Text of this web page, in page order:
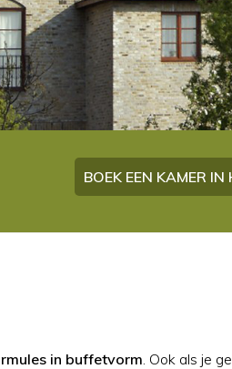
BOEK EEN KAMER
in buffetvorm. Ook als je